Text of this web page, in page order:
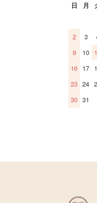
日 月
2
3
9
10
16 17
23 24
30 31